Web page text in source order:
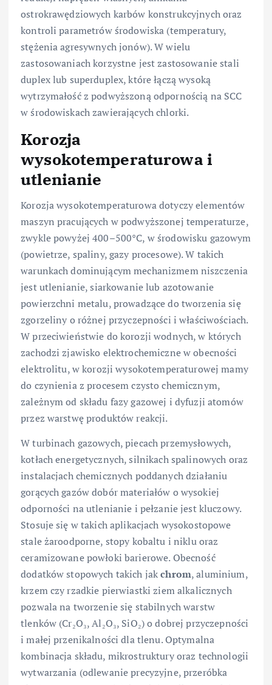
ostrokrawędziowych karbów konstrukcyjnych oraz
kontroli parametrów środowiska (temperatury,
stężenia agresywnych jonów). W wielu
zastosowaniach korzystne jest zastosowanie stali
duplex lub superduplex, które łączą wysoką
wytrzymałość z podwyższoną odpornością na SCC
w środowiskach zawierających chlorki.
Korozja
wysokotemperaturowa i
utlenianie
Korozja wysokotemperaturowa dotyczy elementów
maszyn pracujących w podwyższonej temperaturze,
zwykle powyżej 400–500°C, w środowisku gazowym
(powietrze, spaliny, gazy procesowe). W takich
warunkach dominującym mechanizmem niszczenia
jest utlenianie, siarkowanie lub azotowanie
powierzchni metalu, prowadzące do tworzenia się
zgorzeliny o różnej przyczepności i właściwościach.
W przeciwieństwie do korozji wodnych, w których
zachodzi zjawisko elektrochemiczne w obecności
elektrolitu, w korozji wysokotemperaturowej mamy
do czynienia z procesem czysto chemicznym,
zależnym od składu fazy gazowej i dyfuzji atomów
przez warstwę produktów reakcji.
W turbinach gazowych, piecach przemysłowych,
kotłach energetycznych, silnikach spalinowych oraz
instalacjach chemicznych poddanych działaniu
gorących gazów dobór materiałów o wysokiej
odporności na utlenianie i pełzanie jest kluczowy.
Stosuje się w takich aplikacjach wysokostopowe
stale żaroodporne, stopy kobaltu i niklu oraz
ceramizowane powłoki barierowe. Obecność
dodatków stopowych takich jakchrom, aluminium,
krzem czy rzadkie pierwiastki ziem alkalicznych
pozwala na tworzenie się stabilnych warstw
tlenków (Cr₂O₃, Al₂O₃, SiO₂) o dobrej przyczepności
i małej przenikalności dla tlenu. Optymalna
kombinacja składu, mikrostruktury oraz technologii
wytwarzania (odlewanie precyzyjne, przeróbka